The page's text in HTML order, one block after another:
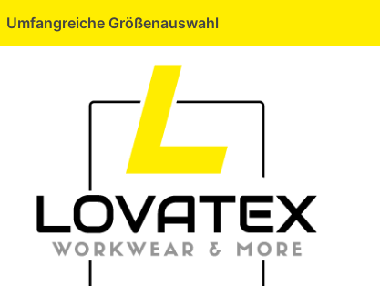
Umfangreiche Größenauswahl